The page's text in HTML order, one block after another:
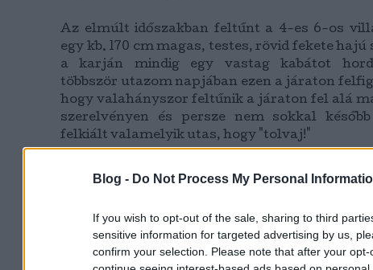
Blog - Do Not Process My Personal
If you wish to opt-out of the sale, sharing to third
sensitive information for targeted advertising by us,
confirm your selection. Please note that after your
Az elmúlt időszakban feltűnt a 4-es 6-os
egy kb. 170 cm magas, testes, rövid fekete hajú
a karján mindig egy vastag kabátot
többször utazom napjában ezen a járaton
hogy valahányszor feltűnik a járaton fel alá
szerelvényen és persze nem sokkal
felkiált valamelyik utas, hogy "tolvaj!"
Ez a srác rendszeresen beszólogat a
lányoknak. A szombati napon egy lányt
csak fenyegetőzött és jól látható helyről
egy kést.